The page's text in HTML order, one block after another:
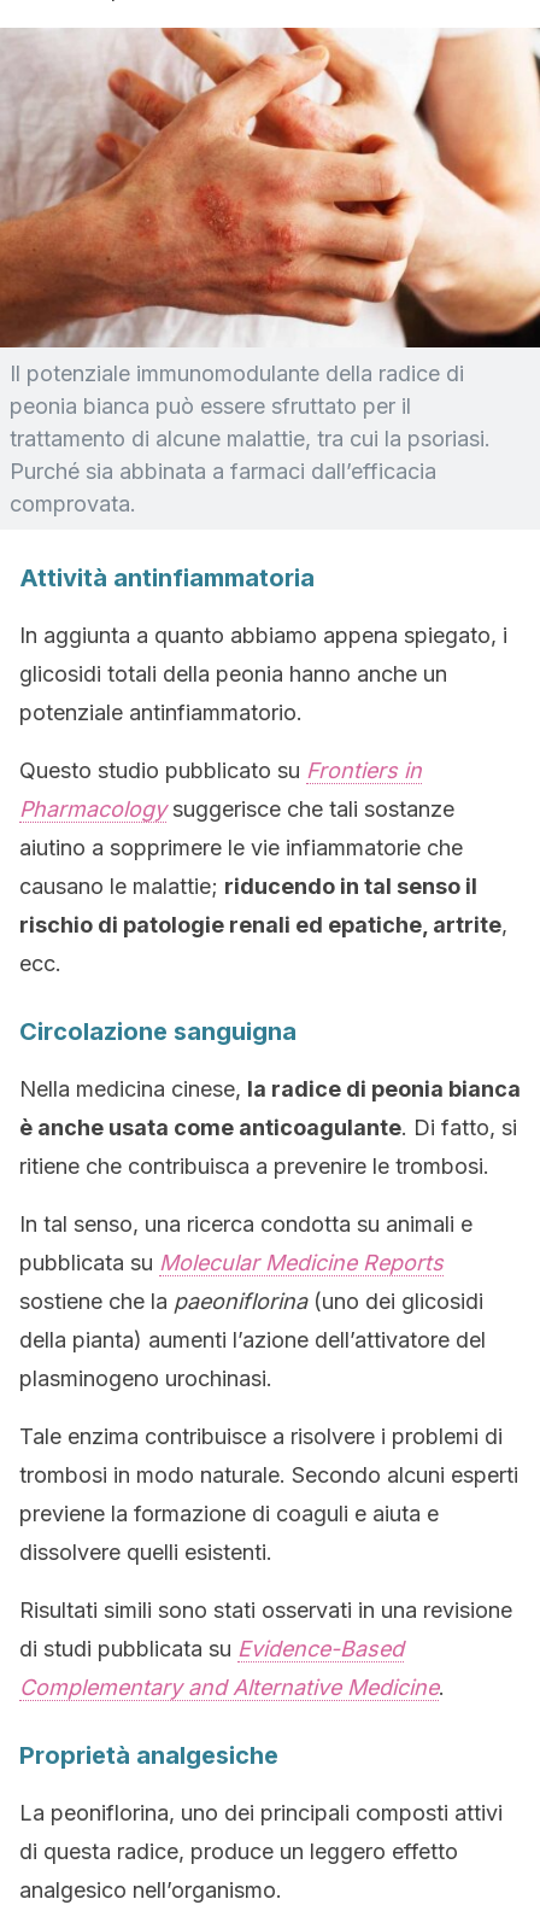
Il potenziale immunomodulante della radice di
peonia bianca può essere sfruttato per il
trattamento di alcune malattie, tra cui la psoriasi.
Purché sia abbinata a farmaci dall’efficacia
comprovata.
Attività antinfiammatoria
In aggiunta a quanto abbiamo appena spiegato, i
glicosidi totali della peonia hanno anche un
potenziale antinfiammatorio.
Questo studio pubblicato su Frontiers in
Pharmacologysuggerisce che tali sostanze
aiutino a sopprimere le vie infiammatorie che
causano le malattie; riducendo in tal senso il
rischio di patologie renali ed epatiche, artrite,
ecc.
Circolazione sanguigna
Nella medicina cinese, la radice di peonia bianca
è anche usata come anticoagulante. Di fatto, si
ritiene che contribuisca a prevenire le trombosi.
In tal senso, una ricerca condotta su animali e
pubblicata su Molecular Medicine Reports
sostiene che la paeoniflorina(uno dei glicosidi
della pianta) aumenti l’azione dell’attivatore del
plasminogeno urochinasi.
Tale enzima contribuisce a risolvere i problemi di
trombosi in modo naturale. Secondo alcuni esperti
previene la formazione di coaguli e aiuta e
dissolvere quelli esistenti.
Risultati simili sono stati osservati in una revisione
di studi pubblicata su Evidence-Based
Complementary and Alternative Medicine.
Proprietà analgesiche
La peoniflorina, uno dei principali composti attivi
di questa radice, produce un leggero effetto
analgesico nell’organismo.